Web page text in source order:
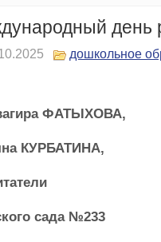
день
дошкольное
ФАТЫХОВА,
КУРБАТИНА,
и
сада №233